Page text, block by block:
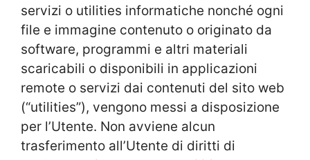
servizi o utilities informatiche nonché ogni
file e immagine contenuto o originato da
software, programmi e altri materiali
scaricabili o disponibili in applicazioni
remote o servizi dai contenuti del sito web
(“utilities”), vengono messi a disposizione
per l’Utente. Non avviene alcun
trasferimento all’Utente di diritti di